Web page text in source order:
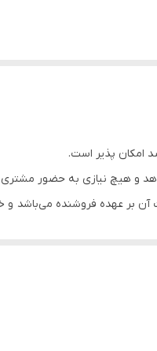
امکان پذیر است.
هیچ نیازی به حضور مشتری
بر عهده فروشنده می‌باشد